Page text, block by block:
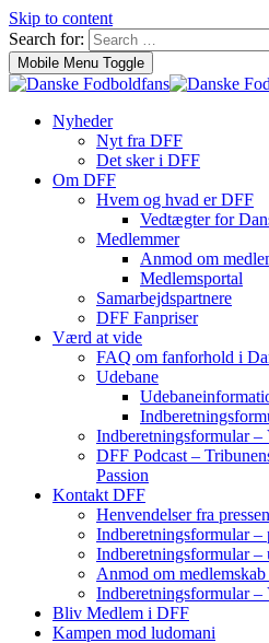
Skip to content
Search for:
Mobile Menu Toggle
Nyheder
Nyt fra DFF
Det sker i DFF
Om DFF
Hvem og hvad er DFF
Vedtægter for
Medlemmer
Anmod om
Medlemsportal
Samarbejdspartnere
DFF Fanpriser
Værd at vide
FAQ om fanforhold i
Udebane
Indberetningsformular –
DFF Podcast –
Passion
Kontakt DFF
Henvendelser fra pressen
Indberetningsformular –
Indberetningsformular –
Anmod om
Indberetningsformular –
Bliv Medlem i DFF
Kampen mod ludomani